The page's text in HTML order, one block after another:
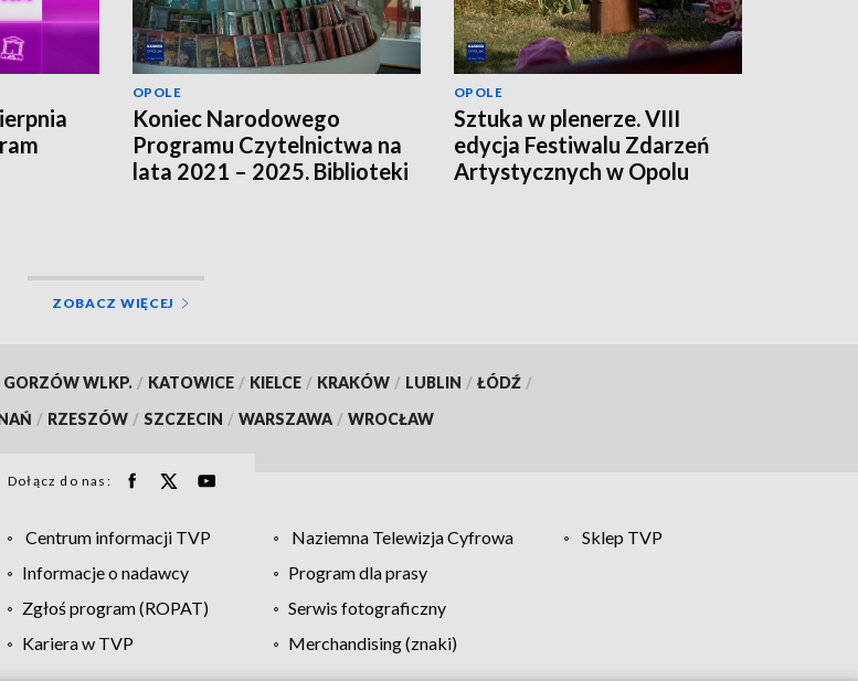
OPOLE
Koniec Narodowego
Programu Czytelnictwa na
lata 2021 – 2025. Biblioteki
OPOLE
Sztuka w plenerze. VIII
edycja Festiwalu Zdarzeń
Artystycznych w Opolu
ZOBACZ WIĘCEJ
GORZÓW WLKP. / KATOWICE / KIELCE / KRAKÓW / LUBLIN / ŁÓDŹ /
/ RZESZÓW / SZCZECIN / WARSZAWA / WROCŁAW
Dołącz do nas:
Centrum informacji TVP Naziemna Telewizja Cyfrowa
Sklep TVP
Informacje o nadawcy
Program dla prasy
Zgłoś program (ROPAT)
Serwis fotograficzny
Kariera w TVP
Merchandising (znaki)